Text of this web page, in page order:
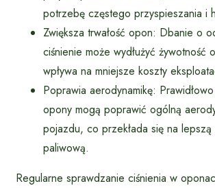
potrzebę częstego przyspieszania i
Zwiększa trwałość opon: Dbanie o
ciśnienie może wydłużyć żywotność
wpływa na mniejsze koszty
Poprawia aerodynamikę:
opony mogą poprawić ogólną
pojazdu, co przekłada się na
paliwową.
Regularne sprawdzanie ciśnienia w